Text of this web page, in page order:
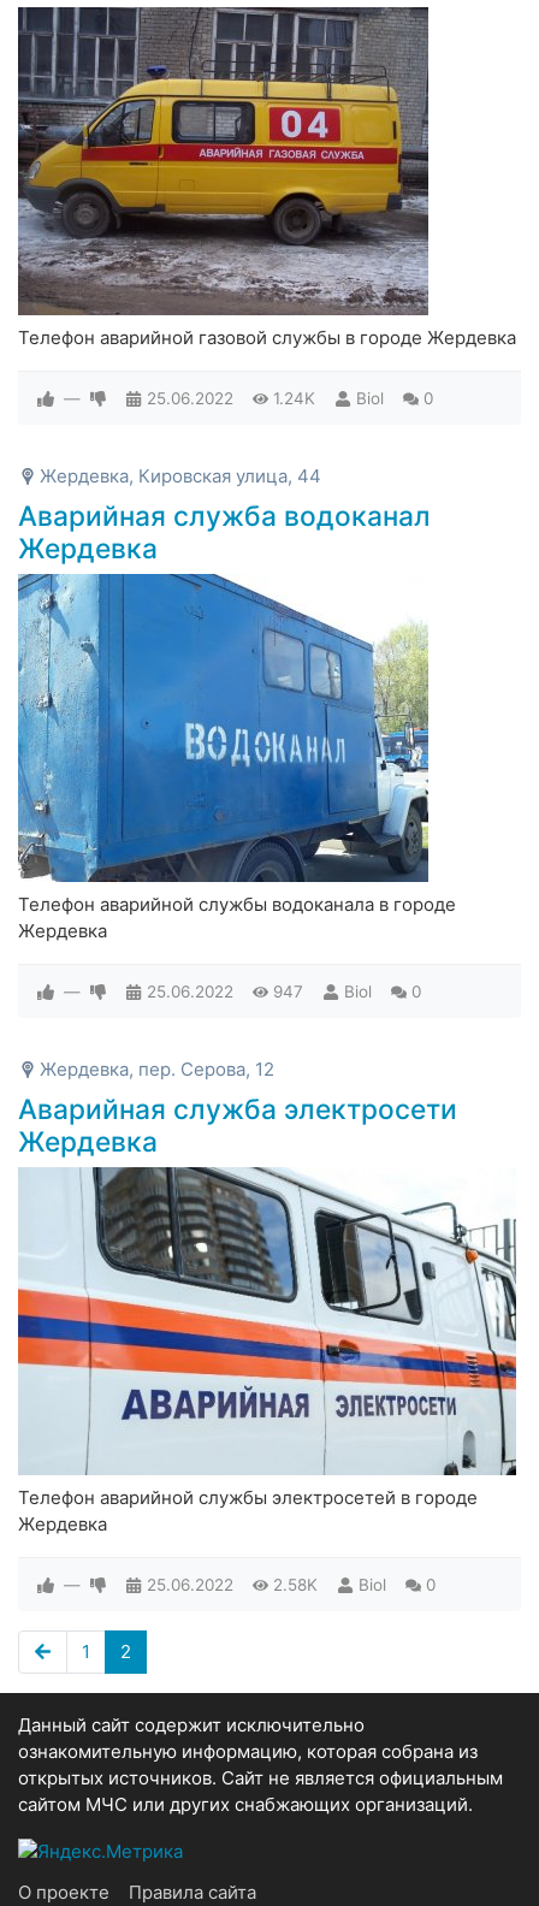
Телефон аварийной газовой службы в городе Жердевка
— 25.06.2022 1.24K Biol 0
Жердевка, Кировская улица, 44
Аварийная служба водоканал
Жердевка
Телефон аварийной службы водоканала в городе
Жердевка
— 25.06.2022 947 Biol 0
Жердевка, пер. Серова, 12
Аварийная служба электросети
Жердевка
Телефон аварийной службы электросетей в городе
Жердевка
— 25.06.2022 2.58K Biol 0
1 2
Данный сайт содержит исключительно
ознакомительную информацию, которая собрана из
открытых источников. Сайт не является официальным
сайтом МЧС или других снабжающих организаций.
О проекте Правила сайта